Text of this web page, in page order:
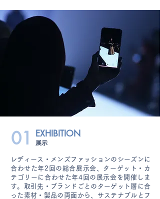
01 EXHIBITION
展示
レディース・メンズファッションのシーズンに
合わせた年2回の総合展示会、ターゲット・カ
テゴリーに合わせた年4回の展示会を開催しま
す。取引先・ブランドごとのターゲット層に合
った素材・製品の両面から、サステナブルとフ